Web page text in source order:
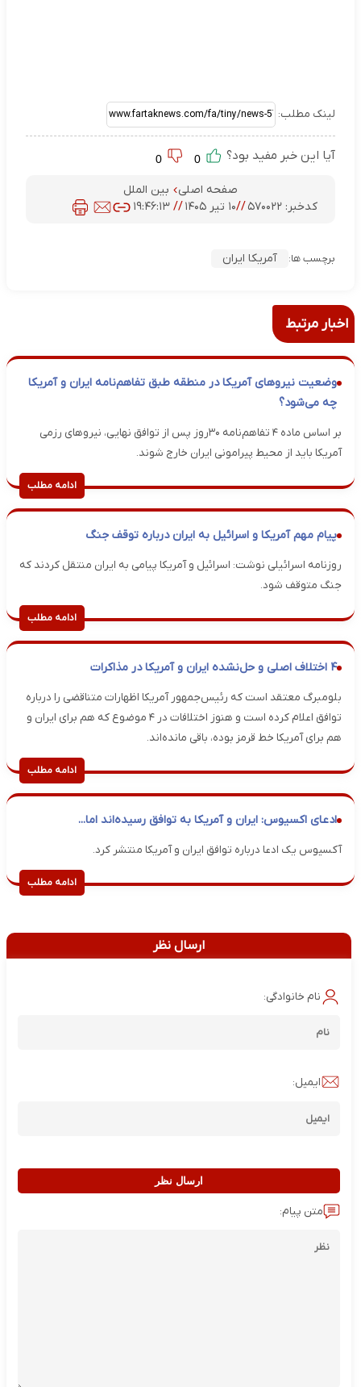
لینک مطلب:
آیا این خبر مفید بود؟
صفحه اصلی
بین الملل
کدخبر:۵۷۰۰۲۲ //۱۰ تیر ۱۴۰۵ //۱۹:۴۶:۱۳
برچسب ها: آمریکا ایران
اخبار مرتبط
وضعیت نیروهای آمریکا در منطقه طبق تفاهم‌نامه ایران و آمریکا
چه می‌شود؟
بر اساس ماده ۴ تفاهم‌نامه ۳۰روز پس از توافق نهایی، نیروهای رزمی
آمریکا باید از محیط پیرامونی ایران خارج شوند.
ادامه مطلب
پیام مهم آمریکا و اسرائیل به ایران درباره توقف جنگ
روزنامه اسرائیلی نوشت: اسرائیل و آمریکا پیامی به ایران منتقل کردند که
جنگ متوقف شود.
ادامه مطلب
۴ اختلاف اصلی و حل‌نشده ایران و آمریکا در مذاکرات
بلومبرگ معتقد است که رئیس‌جمهور آمریکا اظهارات متناقضی را درباره
توافق اعلام کرده است و هنوز اختلافات در ۴ موضوع که هم برای ایران و
هم برای آمریکا خط قرمز بوده، باقی مانده‌اند.
ادامه مطلب
ادعای اکسیوس: ایران و آمریکا به توافق رسیده‌اند اما...
آکسیوس یک ادعا درباره توافق ایران و آمریکا منتشر کرد.
ادامه مطلب
ارسال نظر
نام خانوادگی:
ایمیل:
ارسال نظر
متن پیام: